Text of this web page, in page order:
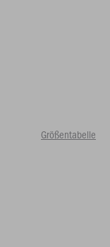
Größentabelle